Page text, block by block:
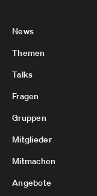
News
Themen
Talks
Fragen
Gruppen
Mitglieder
Mitmachen
Angebote